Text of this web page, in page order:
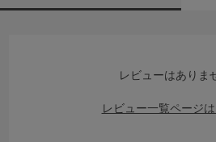
レビューはありま
レビュー一覧ページ